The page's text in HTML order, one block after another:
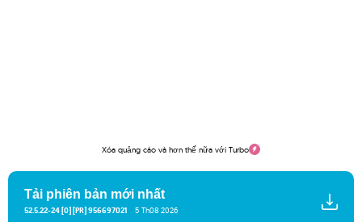
Xóa quảng cáo và hơn thế nữa với Turbo
Tải phiên bản mới nhất
52.5.22-24 [0] [PR] 956697021 5 Th08 2026